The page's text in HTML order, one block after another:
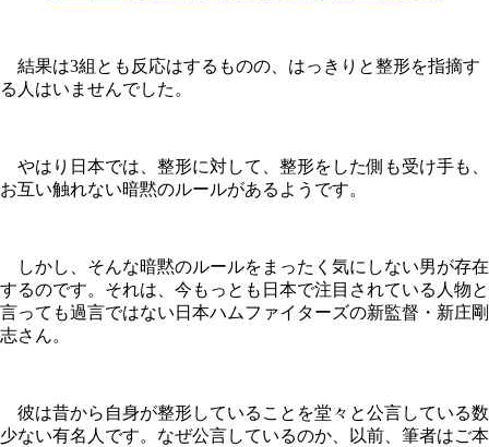
結果は3組とも反応はするものの、はっきりと整形を指摘す
る人はいませんでした。
やはり日本では、整形に対して、整形をした側も受け手も、
お互い触れない暗黙のルールがあるようです。
しかし、そんな暗黙のルールをまったく気にしない男が存在
するのです。それは、今もっとも日本で注目されている人物と
言っても過言ではない日本ハムファイターズの新監督・新庄剛
志さん。
彼は昔から自身が整形していることを堂々と公言している数
少ない有名人です。なぜ公言しているのか、以前、筆者はご本